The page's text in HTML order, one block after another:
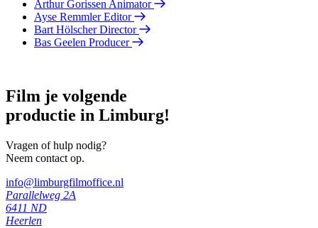
Arthur Gorissen Animator
Ayse Remmler Editor
Bart Hölscher Director
Bas Geelen Producer
Film je volgende
productie in Limburg!
Vragen of hulp nodig?
Neem contact op.
info@limburgfilmoffice.nl
Parallelweg 2A
6411 ND
Heerlen